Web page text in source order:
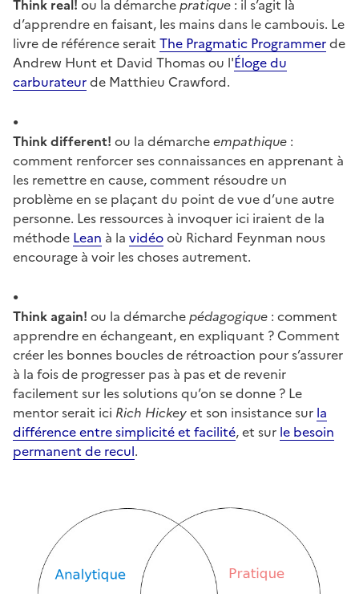
Think real! ou la démarche pratique : il s’agit là
d’apprendre en faisant, les mains dans le cambouis. Le
livre de référence serait The Pragmatic Programmerde
Andrew Hunt et David Thomas ou l'Éloge du
carburateurde Matthieu Crawford.
Think different! ou la démarcheempathique :
comment renforcer ses connaissances en apprenant à
les remettre en cause, comment résoudre un
problème en se plaçant du point de vue d’une autre
personne. Les ressources à invoquer ici iraient de la
méthode Lean à la vidéooù Richard Feynman nous
encourage à voir les choses autrement.
Think again! ou la démarche pédagogique : comment
apprendre en échangeant, en expliquant ? Comment
créer les bonnes boucles de rétroaction pour s’assurer
à la fois de progresser pas à pas et de revenir
facilement sur les solutions qu’on se donne ? Le
mentor serait ici Rich Hickeyet son insistance sur la
différence entre simplicité et facilité, et sur le besoin
permanent de recul.